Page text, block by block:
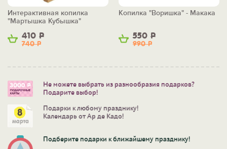
410 Р
740Р
Интерактивная копилка
"Мартышка Кубышка"
550 Р
990Р
Копилка "Воришка" - Макака
Не можете выбрать из разнообразия подарков?
Подарите выбор!
Подарки к любому празднику!
Календарь от Ар де Кадо!
Подберите подарки к ближайшему празднику!